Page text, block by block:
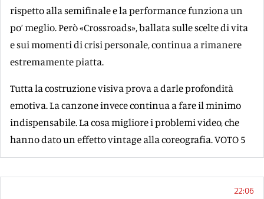
rispetto alla semifinale e la performance funziona un
po’ meglio. Però «Crossroads», ballata sulle scelte di vita
e sui momenti di crisi personale, continua a rimanere
estremamente piatta.
Tutta la costruzione visiva prova a darle profondità
emotiva. La canzone invece continua a fare il minimo
indispensabile. La cosa migliore i problemi video, che
hanno dato un effetto vintage alla coreografia. VOTO 5
22:06